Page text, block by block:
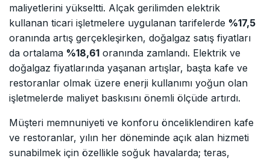
maliyetlerini yükseltti. Alçak gerilimden elektrik
kullanan ticari işletmelere uygulanan tarifelerde %17,5
oranında artış gerçekleşirken, doğalgaz satış fiyatları
da ortalama %18,61 oranında zamlandı. Elektrik ve
doğalgaz fiyatlarında yaşanan artışlar, başta kafe ve
restoranlar olmak üzere enerji kullanımı yoğun olan
işletmelerde maliyet baskısını önemli ölçüde artırdı.
Müşteri memnuniyeti ve konforu önceliklendiren kafe
ve restoranlar, yılın her döneminde açık alan hizmeti
sunabilmek için özellikle soğuk havalarda; teras,